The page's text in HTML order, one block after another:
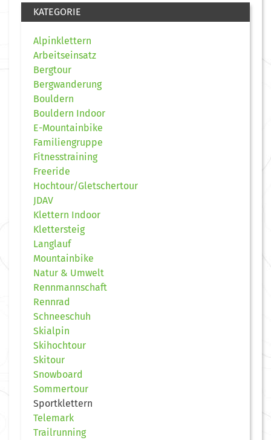
KATEGORIE
Alpinklettern
Arbeitseinsatz
Bergtour
Bergwanderung
Bouldern
Bouldern Indoor
E-Mountainbike
Familiengruppe
Fitnesstraining
Freeride
Hochtour/Gletschertour
JDAV
Klettern Indoor
Klettersteig
Langlauf
Mountainbike
Natur & Umwelt
Rennmannschaft
Rennrad
Schneeschuh
Skialpin
Skihochtour
Skitour
Snowboard
Sommertour
Sportklettern
Telemark
Trailrunning